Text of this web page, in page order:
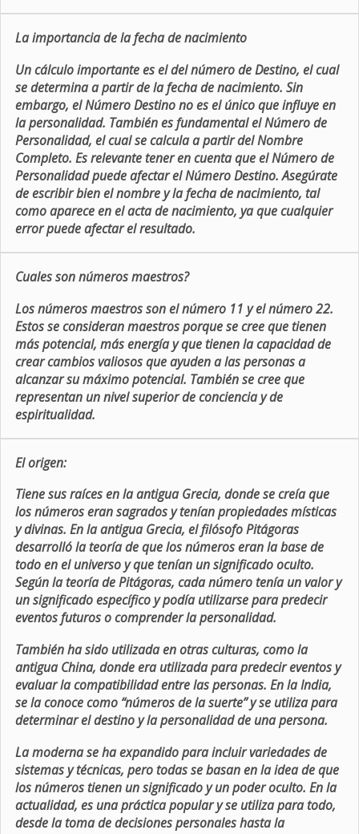
La importancia de la fecha de nacimiento
Un cálculo importante es el del número de Destino, el cual
se determina a partir de la fecha de nacimiento. Sin
embargo, el Número Destino no es el único que influye en
la personalidad. También es fundamental el Número de
Personalidad, el cual se calcula a partir del Nombre
Completo. Es relevante tener en cuenta que el Número de
Personalidad puede afectar el Número Destino. Asegúrate
de escribir bien el nombre y la fecha de nacimiento, tal
como aparece en el acta de nacimiento, ya que cualquier
error puede afectar el resultado.
Cuales son números maestros?
Los números maestros son el número 11 y el número 22.
Estos se consideran maestros porque se cree que tienen
más potencial, más energía y que tienen la capacidad de
crear cambios valiosos que ayuden a las personas a
alcanzar su máximo potencial. También se cree que
representan un nivel superior de conciencia y de
espiritualidad.
El origen:
Tiene sus raíces en la antigua Grecia, donde se creía que
los números eran sagrados y tenían propiedades místicas
y divinas. En la antigua Grecia, el filósofo Pitágoras
desarrolló la teoría de que los números eran la base de
todo en el universo y que tenían un significado oculto.
Según la teoría de Pitágoras, cada número tenía un valor y
un significado específico y podía utilizarse para predecir
eventos futuros o comprender la personalidad.
También ha sido utilizada en otras culturas, como la
antigua China, donde era utilizada para predecir eventos y
evaluar la compatibilidad entre las personas. En la India,
se la conoce como “números de la suerte” y se utiliza para
determinar el destino y la personalidad de una persona.
La moderna se ha expandido para incluir variedades de
sistemas y técnicas, pero todas se basan en la idea de que
los números tienen un significado y un poder oculto. En la
actualidad, es una práctica popular y se utiliza para todo,
desde la toma de decisiones personales hasta la